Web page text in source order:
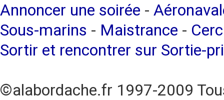
Annoncer une soirée -
Sous-marins - Maistrance -
Sortir et rencontrer sur Sortie-
©alabordache.fr 1997-2009